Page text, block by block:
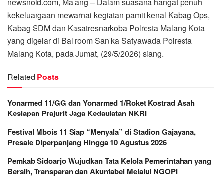
kekeluargaan mewarnai kegiatan pamit kenal Kabag Ops,
Kabag SDM dan Kasatresnarkoba Polresta Malang Kota
yang digelar di Ballroom Sanika Satyawada Polresta
Malang Kota, pada Jumat, (29/5/2026) siang.
Related Posts
Yonarmed 11/GG dan Yonarmed 1/Roket Kostrad Asah
Kesiapan Prajurit Jaga Kedaulatan NKRI
Festival Mbois 11 Siap “Menyala” di Stadion Gajayana,
Presale Diperpanjang Hingga 10 Agustus 2026
Pemkab Sidoarjo Wujudkan Tata Kelola Pemerintahan yang
Bersih, Transparan dan Akuntabel Melalui NGOPI